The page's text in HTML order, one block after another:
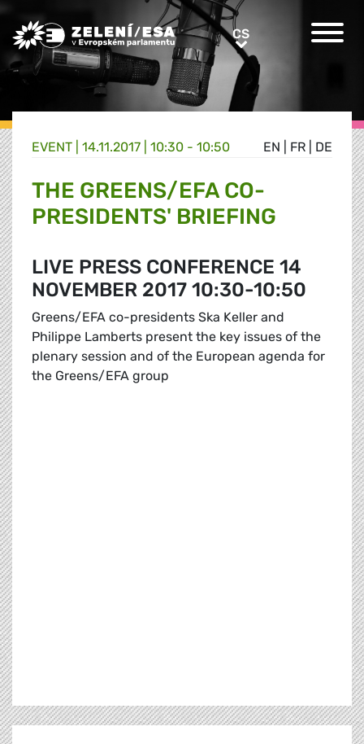
Greens/EFA Home CSCS
EN FR DE
EVENT | 14.11.2017 | 10:30 - 10:50
THE GREENS/EFA CO-
PRESIDENTS' BRIEFING
LIVE PRESS CONFERENCE 14
NOVEMBER 2017 10:30-10:50
Greens/EFA co-presidents Ska Keller and
Philippe Lamberts present the key issues of the
plenary session and of the European agenda for
the Greens/EFA group